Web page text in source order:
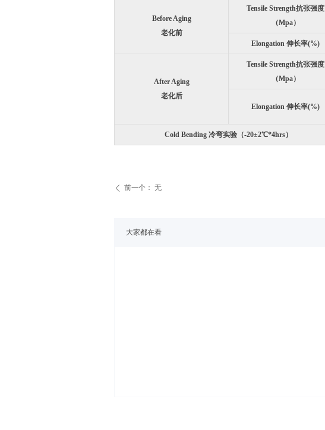
大家都在看
ꄴ 前一个： 无
Before Aging
老化前
Tensile Strength抗张强度
（Mpa）
Elongation 伸长率(%)
After Aging
老化后
Tensile Strength抗张强度
（Mpa）
Elongation 伸长率(%)
Cold Bending 冷弯实验（-20±2℃*4hrs）